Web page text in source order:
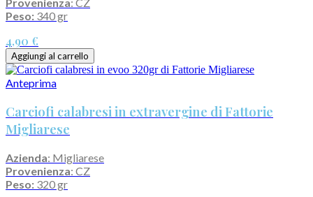
Peso: 340 gr
4,90 €
Aggiungi al carrello
Anteprima
Carciofi calabresi in extravergine di Fattorie
Migliarese
Azienda: Migliarese
Provenienza: CZ
Peso: 320 gr